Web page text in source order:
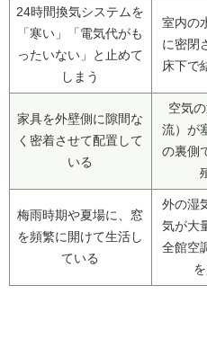
24時間換気システムを
「寒い」「電気代がも
ったいない」と止めて
しまう
室内の
に密閉
床下で
家具を外壁側に隙間な
く密着させて配置して
いる
空気
流）が
の裏側
梅雨時期や夏場に、窓
を頻繁に開けて生活し
ている
外の湿
気が大
全館空